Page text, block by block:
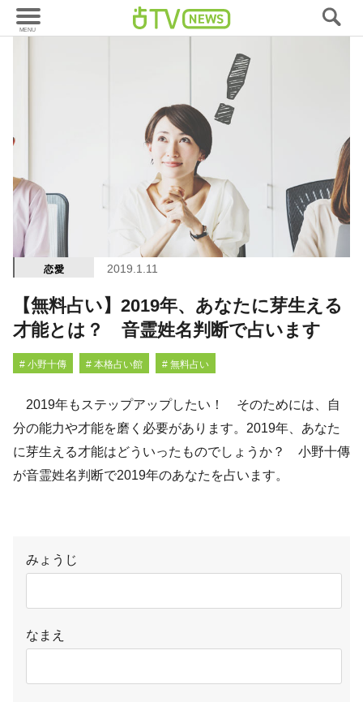
恋愛 2019.1.11
【無料占い】2019年、あなたに芽生える
才能とは？ 音霊姓名判断で占います
# 小野十傳 # 本格占い館 # 無料占い
2019年もステップアップしたい！ そのためには、自
分の能力や才能を磨く必要があります。2019年、あなた
に芽生える才能はどういったものでしょうか？ 小野十傳
が音霊姓名判断で2019年のあなたを占います。
みょうじ
なまえ